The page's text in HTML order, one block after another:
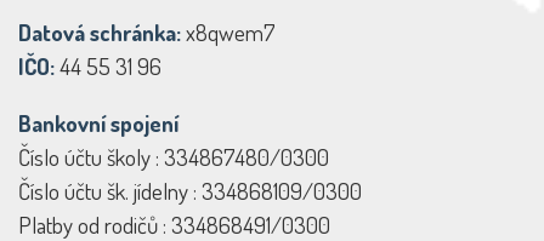
Datová schránka:x8qwem7
IČO:44 55 31 96
Bankovní spojení
Číslo účtu školy : 334867480/0300
Číslo účtu šk. jídelny : 334868109/0300
Platby od rodičů : 334868491/0300